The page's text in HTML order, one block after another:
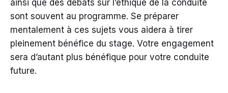
ainsi que des débats sur l’éthique de la conduite
sont souvent au programme. Se préparer
mentalement à ces sujets vous aidera à tirer
pleinement bénéfice du stage. Votre engagement
sera d’autant plus bénéfique pour votre conduite
future.